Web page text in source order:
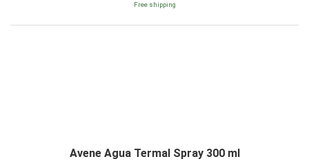
Free shipping
Avene Agua Termal Spray 300 ml